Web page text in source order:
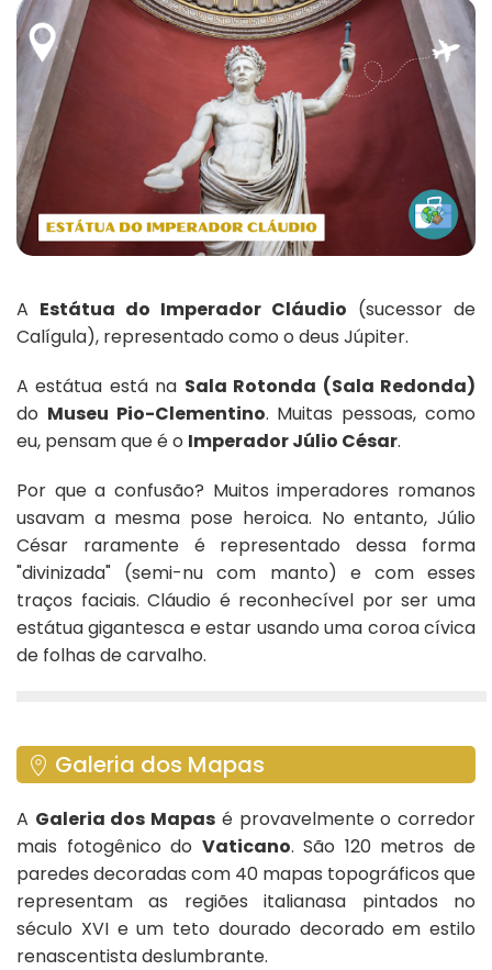
A Estátua do Imperador Cláudio (sucessor de
Calígula), representado como o deus Júpiter.
A estátua está na Sala Rotonda (Sala Redonda)
do Museu Pio-Clementino. Muitas pessoas, como
eu, pensam que é o Imperador Júlio César.
Por que a confusão? Muitos imperadores romanos
usavam a mesma pose heroica. No entanto, Júlio
César raramente é representado dessa forma
"divinizada" (semi-nu com manto) e com esses
traços faciais. Cláudio é reconhecível por ser uma
estátua gigantesca e estar usando uma coroa cívica
de folhas de carvalho.
Galeria dos Mapas
A Galeria dos Mapas é provavelmente o corredor
mais fotogênico do Vaticano. São 120 metros de
paredes decoradas com 40 mapas topográficos que
representam as regiões italianasa pintados no
século XVI e um teto dourado decorado em estilo
renascentista deslumbrante.